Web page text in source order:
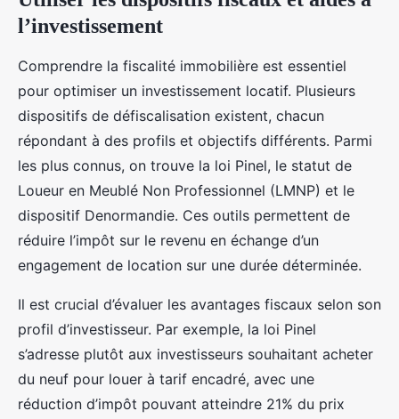
l’investissement
Comprendre la fiscalité immobilière est essentiel
pour optimiser un investissement locatif. Plusieurs
dispositifs de défiscalisation existent, chacun
répondant à des profils et objectifs différents. Parmi
les plus connus, on trouve la loi Pinel, le statut de
Loueur en Meublé Non Professionnel (LMNP) et le
dispositif Denormandie. Ces outils permettent de
réduire l’impôt sur le revenu en échange d’un
engagement de location sur une durée déterminée.
Il est crucial d’évaluer les avantages fiscaux selon son
profil d’investisseur. Par exemple, la loi Pinel
s’adresse plutôt aux investisseurs souhaitant acheter
du neuf pour louer à tarif encadré, avec une
réduction d’impôt pouvant atteindre 21% du prix